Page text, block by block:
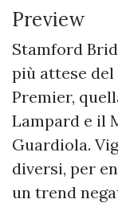
Preview
Stamford
più attese
Premier,
Lampard e il
Guardiola.
diversi, per
un trend